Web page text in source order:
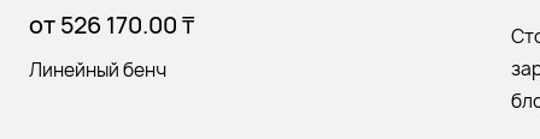
от 526 170.00 ₸
Линейный бенч